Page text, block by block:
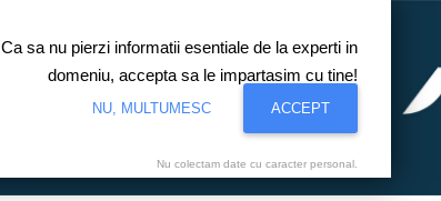
Ca sa nu pierzi informatii esentiale de la experti in
domeniu, accepta sa le impartasim cu tine!
NU, MULTUMESC ACCEPT
Nu colectam date cu caracter personal.